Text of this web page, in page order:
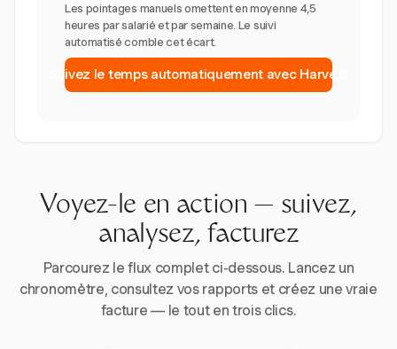
Les pointages manuels omettent en moyenne 4,5
heures par salarié et par semaine. Le suivi
automatisé comble cet écart.
Suivez le temps automatiquement avec Harvest
Voyez-le en action — suivez,
analysez, facturez
Parcourez le flux complet ci-dessous. Lancez un
chronomètre, consultez vos rapports et créez une vraie
facture — le tout en trois clics.